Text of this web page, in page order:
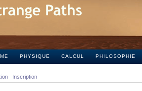
PHYSIQUE CALCUL PHILOSOPHIE
Inscription